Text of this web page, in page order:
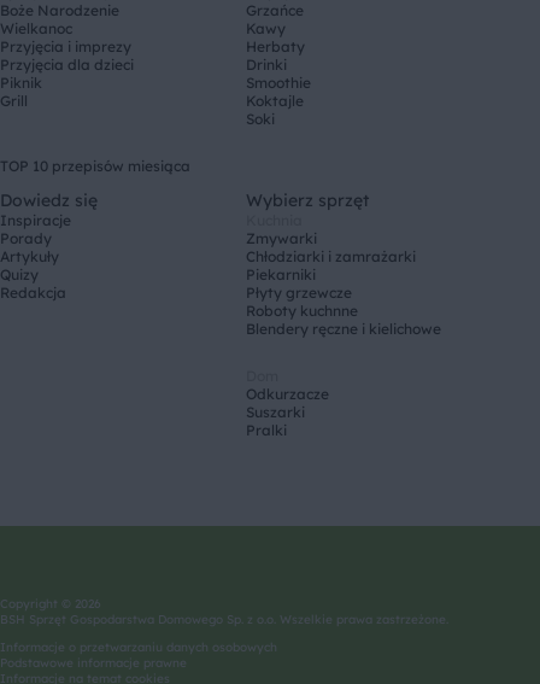
Boże Narodzenie
Wielkanoc
Przyjęcia i imprezy
Przyjęcia dla dzieci
Piknik
Grill
Grzańce
Kawy
Herbaty
Drinki
Smoothie
Koktajle
Soki
TOP 10 przepisów miesiąca
Dowiedz się
Inspiracje
Porady
Artykuły
Quizy
Redakcja
Wybierz sprzęt
Zmywarki
Chłodziarki i zamrażarki
Piekarniki
Płyty grzewcze
Roboty kuchnne
Blendery ręczne i kielichowe
Odkurzacze
Suszarki
Pralki
Copyright © 2026
BSH Sprzęt Gospodarstwa Domowego Sp. z o.o. Wszelkie prawa zastrzeżone.
Informacje o przetwarzaniu danych osobowych
Podstawowe informacje prawne
Informacje na temat cookies